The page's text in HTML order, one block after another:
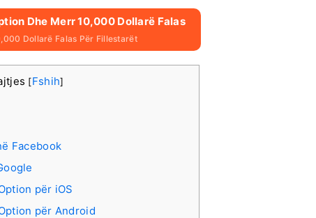
Dhe Merr 10,000 Dollarë Falas
Dollarë Falas Për Fillestarët
[Fshih]
Facebook
për iOS
për Android